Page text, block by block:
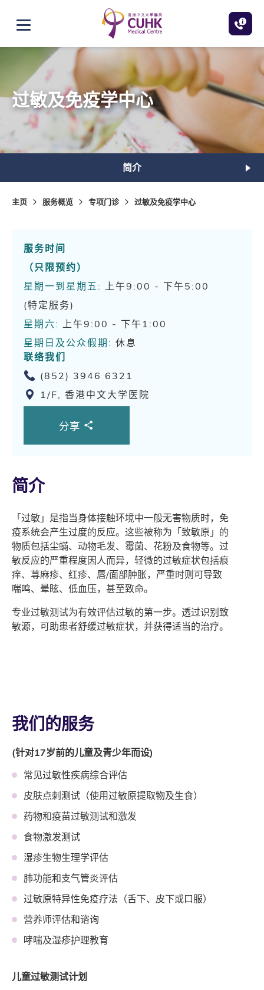
打开选单
过敏及免疫学中心
简介
主页 服务概览 专项门诊 过敏及免疫学中心
服务时间
（只限预约）
星期一到星期五: 上午9:00 - 下午5:00
(特定服务)
星期六: 上午9:00 - 下午1:00
星期日及公众假期: 休息
联络我们
(852) 3946 6321
1/F, 香港中文大学医院
分享
简介
「过敏」是指当身体接触环境中一般无害物质时，免
疫系统会产生过度的反应。这些被称为「致敏原」的
物质包括尘蟎、动物毛发、霉菌、花粉及食物等。过
敏反应的严重程度因人而异，轻微的过敏症状包括痕
痒、荨麻疹、红疹、唇/面部肿胀，严重时则可导致
喘鸣、晕眩、低血压，甚至致命。
专业过敏测试为有效评估过敏的第一步。透过识别致
敏源，可助患者舒缓过敏症状，并获得适当的治疗。
我们的服务
(针对17岁前的儿童及青少年而设)
常见过敏性疾病综合评估
皮肤点刺测试（使用过敏原提取物及生食）
药物和疫苗过敏测试和激发
食物激发测试
湿疹生物生理学评估
肺功能和支气管炎评估
过敏原特异性免疫疗法（舌下、皮下或口服）
营养师评估和谘询
哮喘及湿疹护理教育
儿童过敏测试计划